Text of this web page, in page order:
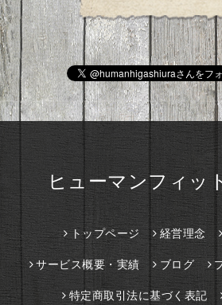
ヒューマンフィッ
トップページ 経営理念
サービス概要・実績 ブログ
特定商取引法に基づく表記